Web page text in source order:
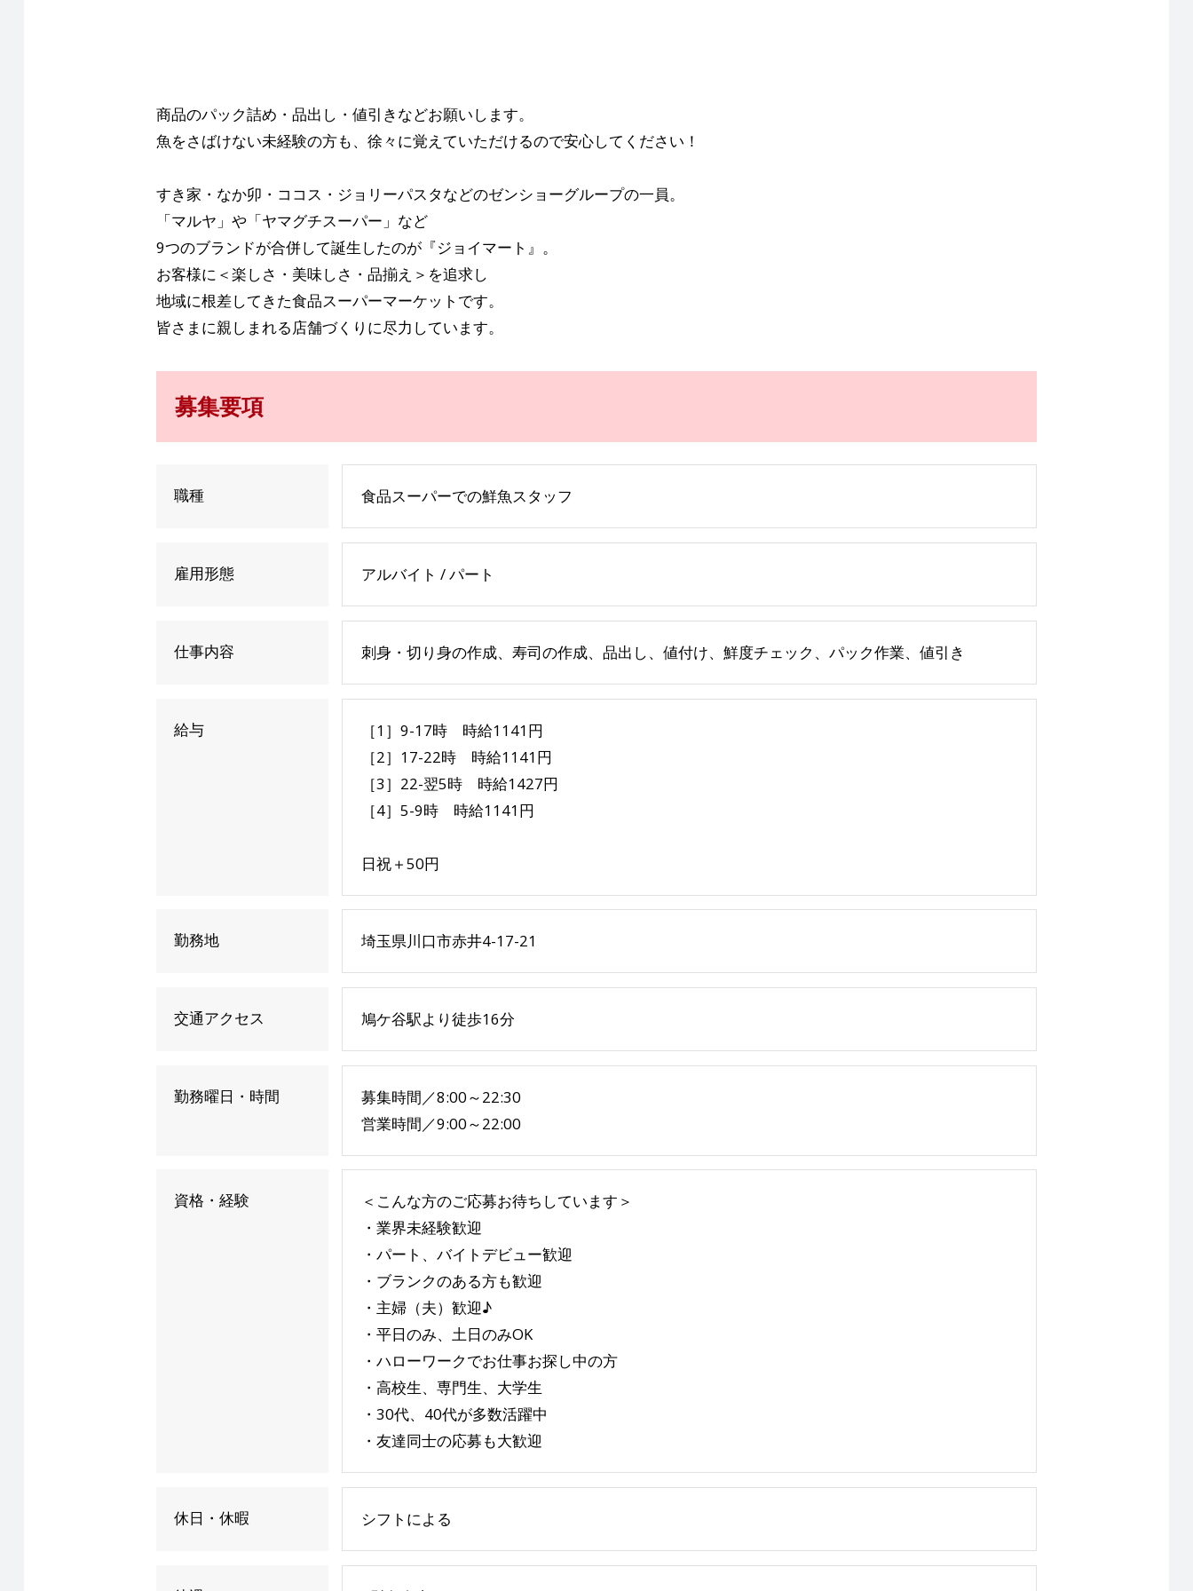
商品のパック詰め・品出し・値引きなどお願いします。
魚をさばけない未経験の方も、徐々に覚えていただけるので安心してください！
すき家・なか卯・ココス・ジョリーパスタなどのゼンショーグループの一員。
「マルヤ」や「ヤマグチスーパー」など
9つのブランドが合併して誕生したのが『ジョイマート』。
お客様に＜楽しさ・美味しさ・品揃え＞を追求し
地域に根差してきた食品スーパーマーケットです。
皆さまに親しまれる店舗づくりに尽力しています。
募集要項
職種 食品スーパーでの鮮魚スタッフ
雇用形態 アルバイト / パート
仕事内容 刺身・切り身の作成、寿司の作成、品出し、値付け、鮮度チェック、パック作業、値引き
給与
［1］9-17時 時給1141円
［2］17-22時 時給1141円
［3］22-翌5時 時給1427円
［4］5-9時 時給1141円
日祝＋50円
勤務地 埼玉県川口市赤井4-17-21
交通アクセス 鳩ケ谷駅より徒歩16分
勤務曜日・時間
募集時間／8:00～22:30
営業時間／9:00～22:00
資格・経験
＜こんな方のご応募お待ちしています＞
・業界未経験歓迎
・パート、バイトデビュー歓迎
・ブランクのある方も歓迎
・主婦（夫）歓迎♪
・平日のみ、土日のみOK
・ハローワークでお仕事お探し中の方
・高校生、専門生、大学生
・30代、40代が多数活躍中
・友達同士の応募も大歓迎
休日・休暇 シフトによる